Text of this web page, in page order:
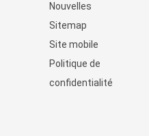
Nouvelles
Sitemap
Site mobile
Politique de
confidentialité